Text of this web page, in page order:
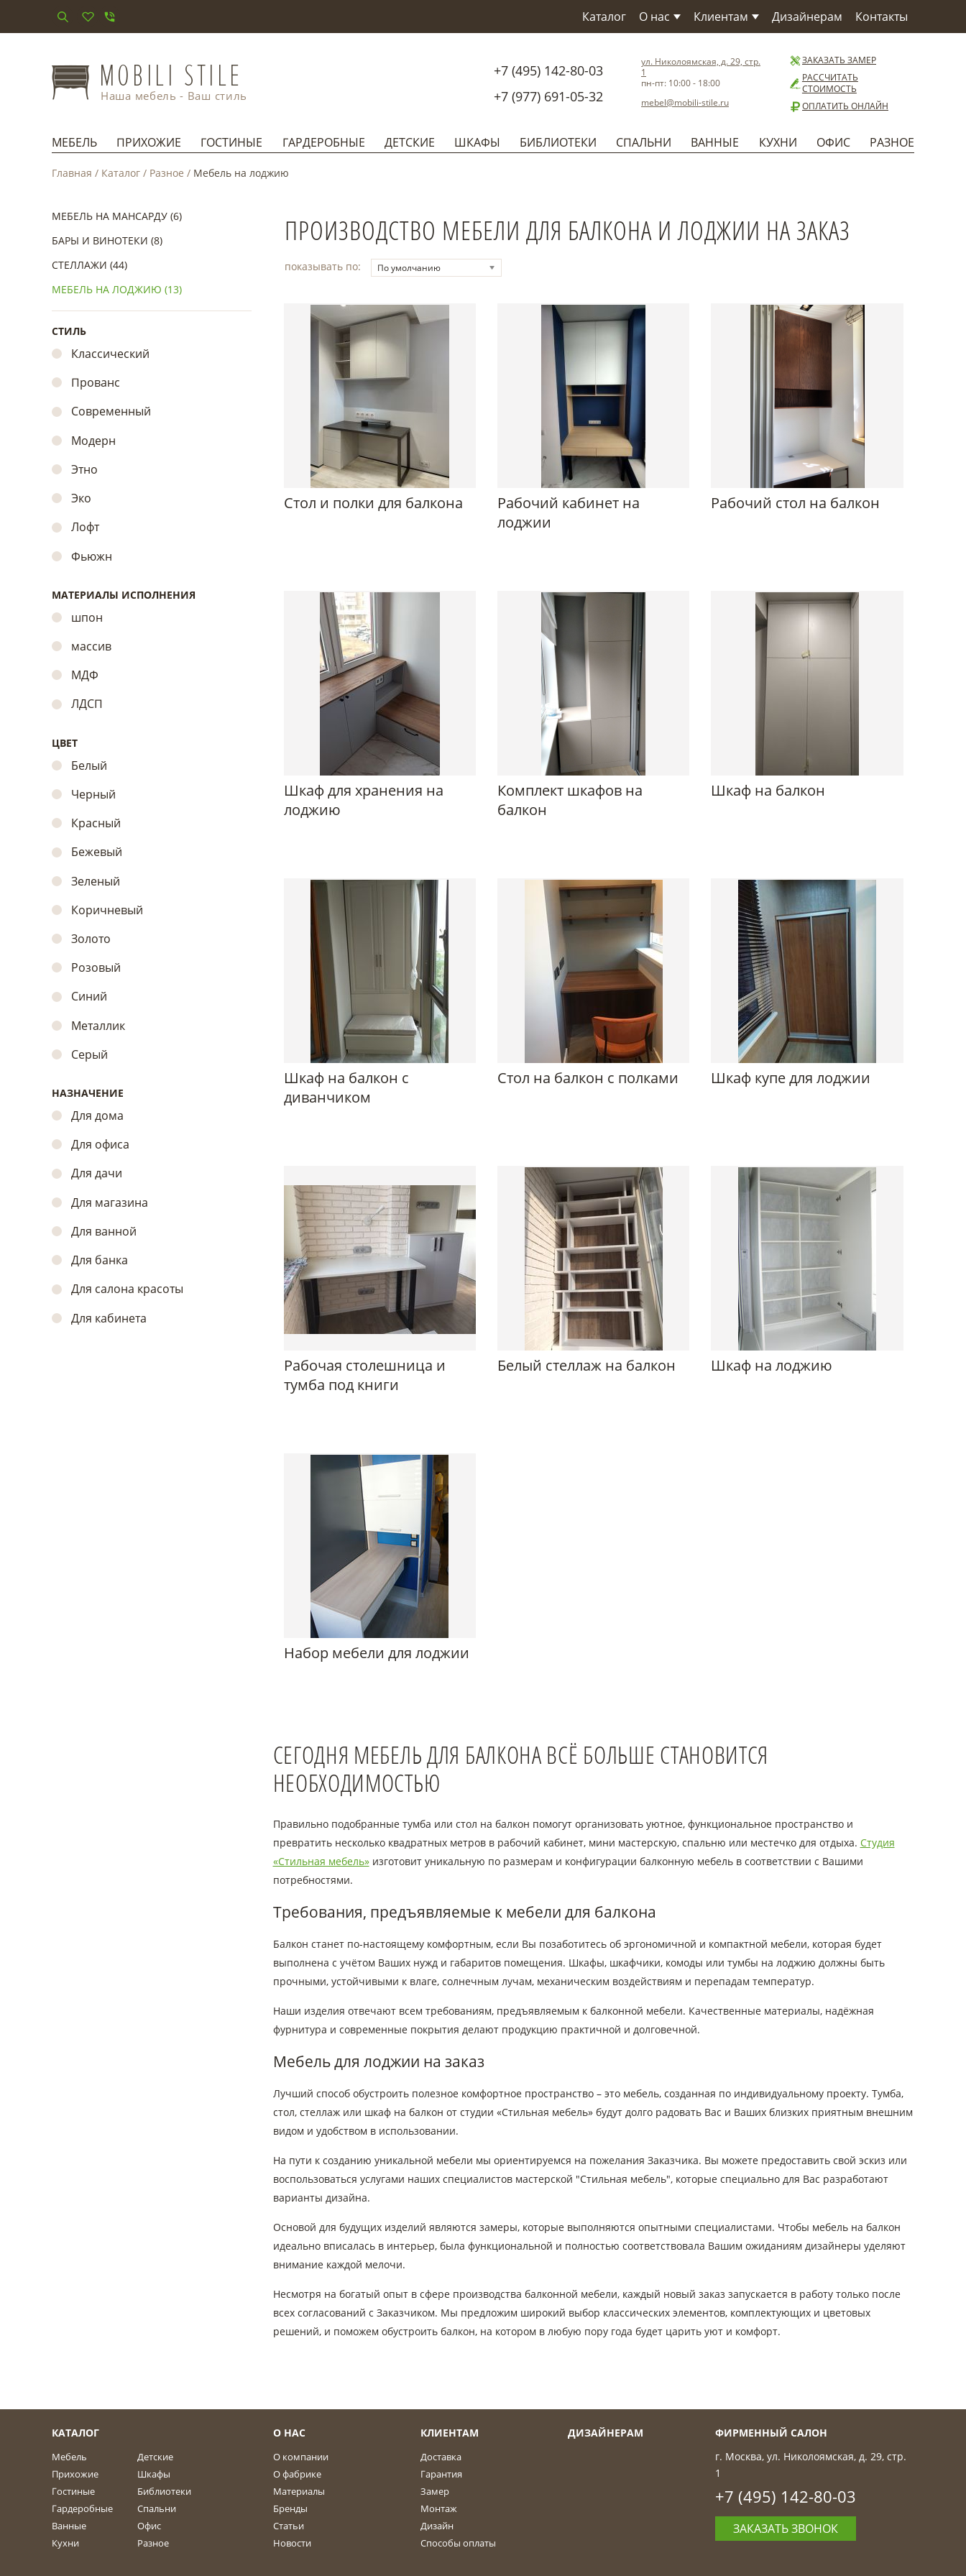
Каталог О нас
Материалы
Бренды
Статьи
Клиентам
Способы оплаты
Установка
Польза
Дизайнерам Контакты
Наша мебель - Ваш стиль
+7 (495) 142-80-03
+7 (977) 691-05-32
ул. Николоямская, д. 29, стр.
1
пн-пт: 10:00 - 18:00
mebel@mobili-stile.ru
ЗАКАЗАТЬ ЗАМЕР
РАССЧИТАТЬ
СТОИМОСТЬ
ОПЛАТИТЬ ОНЛАЙН
МЕБЕЛЬ ПРИХОЖИЕ ГОСТИНЫЕ ГАРДЕРОБНЫЕ ДЕТСКИЕ ШКАФЫ БИБЛИОТЕКИ СПАЛЬНИ ВАННЫЕ КУХНИ ОФИС РАЗНОЕ
Главная / Каталог / Разное / Мебель на лоджию
МЕБЕЛЬ НА МАНСАРДУ (6)
БАРЫ И ВИНОТЕКИ (8)
СТЕЛЛАЖИ (44)
МЕБЕЛЬ НА ЛОДЖИЮ (13)
СТИЛЬ
Классический
Прованс
Современный
Модерн
Этно
Эко
Лофт
Фьюжн
МАТЕРИАЛЫ ИСПОЛНЕНИЯ
шпон
массив
МДФ
ЛДСП
ЦВЕТ
Белый
Черный
Красный
Бежевый
Зеленый
Коричневый
Золото
Розовый
Синий
Металлик
Серый
НАЗНАЧЕНИЕ
Для дома
Для офиса
Для дачи
Для магазина
Для ванной
Для банка
Для салона красоты
Для кабинета
ПРОИЗВОДСТВО МЕБЕЛИ ДЛЯ БАЛКОНА И ЛОДЖИИ НА ЗАКАЗ
показывать по: По умолчанию
Стол и полки для балкона
Рабочий кабинет на
лоджии
Рабочий стол на балкон
Шкаф для хранения на
лоджию
Комплект шкафов на
балкон
Шкаф на балкон
Шкаф на балкон с
диванчиком
Стол на балкон с полками Шкаф купе для лоджии
Рабочая столешница и
тумба под книги
Белый стеллаж на балкон Шкаф на лоджию
Набор мебели для лоджии
СЕГОДНЯ МЕБЕЛЬ ДЛЯ БАЛКОНА ВСЁ БОЛЬШЕ СТАНОВИТСЯ
НЕОБХОДИМОСТЬЮ
Правильно подобранные тумба или стол на балкон помогут организовать уютное, функциональное пространство и
превратить несколько квадратных метров в рабочий кабинет, мини мастерскую, спальню или местечко для отдыха. Студия
«Стильная мебель»изготовит уникальную по размерам и конфигурации балконную мебель в соответствии с Вашими
потребностями.
Требования, предъявляемые к мебели для балкона
Балкон станет по-настоящему комфортным, если Вы позаботитесь об эргономичной и компактной мебели, которая будет
выполнена с учётом Ваших нужд и габаритов помещения. Шкафы, шкафчики, комоды или тумбы на лоджию должны быть
прочными, устойчивыми к влаге, солнечным лучам, механическим воздействиям и перепадам температур.
Наши изделия отвечают всем требованиям, предъявляемым к балконной мебели. Качественные материалы, надёжная
фурнитура и современные покрытия делают продукцию практичной и долговечной.
Мебель для лоджии на заказ
Лучший способ обустроить полезное комфортное пространство – это мебель, созданная по индивидуальному проекту. Тумба,
стол, стеллаж или шкаф на балкон от студии «Стильная мебель» будут долго радовать Вас и Ваших близких приятным внешним
видом и удобством в использовании.
На пути к созданию уникальной мебели мы ориентируемся на пожелания Заказчика. Вы можете предоставить свой эскиз или
воспользоваться услугами наших специалистов мастерской "Стильная мебель", которые специально для Вас разработают
варианты дизайна.
Основой для будущих изделий являются замеры, которые выполняются опытными специалистами. Чтобы мебель на балкон
идеально вписалась в интерьер, была функциональной и полностью соответствовала Вашим ожиданиям дизайнеры уделяют
внимание каждой мелочи.
Несмотря на богатый опыт в сфере производства балконной мебели, каждый новый заказ запускается в работу только после
всех согласований с Заказчиком. Мы предложим широкий выбор классических элементов, комплектующих и цветовых
решений, и поможем обустроить балкон, на котором в любую пору года будет царить уют и комфорт.
КАТАЛОГ
Мебель
Прихожие
Гостиные
Гардеробные
Ванные
Кухни
Детские
Шкафы
Библиотеки
Спальни
Офис
Разное
О НАС
О компании
О фабрике
Материалы
Бренды
Статьи
Новости
КЛИЕНТАМ
Доставка
Гарантия
Замер
Монтаж
Дизайн
Способы оплаты
ДИЗАЙНЕРАМ
ФИРМЕННЫЙ САЛОН
г. Москва, ул. Николоямская, д. 29, стр.
1
+7 (495) 142-80-03
ЗАКАЗАТЬ ЗВОНОК